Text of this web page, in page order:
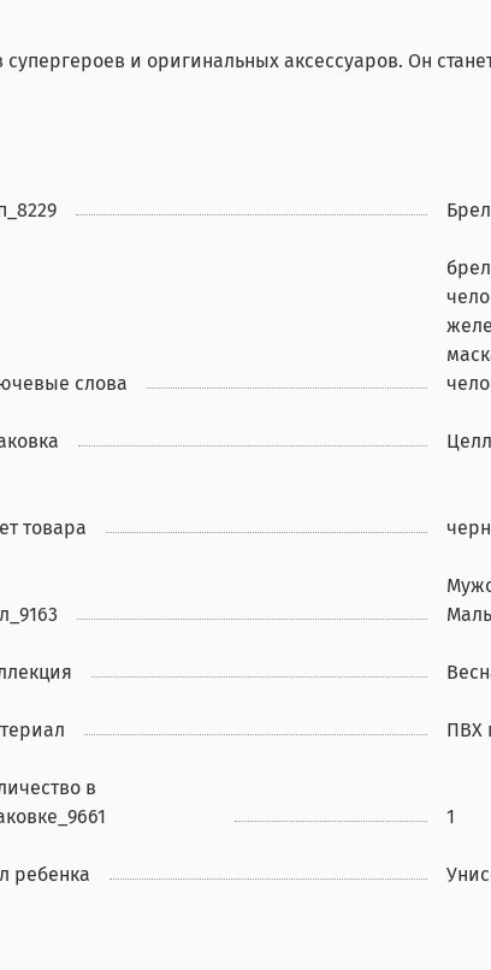
и оригинальных аксессуаров. Он
слова
товара
ПВХ
в
1
ребенка